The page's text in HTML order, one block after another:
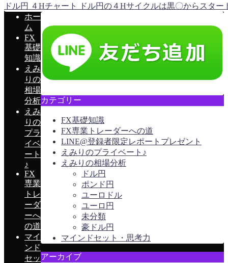
ドル円 ４Hチャート ドル円の４Hサイクルは黒〇からスタ
カテゴリー
FX基礎知識
FX専業トレーダーへの道
LINE@登録者限定レポートプレゼント
えみりのプライベート♪
えみりの相場分析
ドル円
ポンド円
ユーロドル
ユーロ円
未分類
豪ドル円
マインドセット・思考力
アーカイブ
ホー
ム
FX
基礎
知識
えみ
りの
相場
分析
えみ
りの
プラ
イベ
ート
♪
FX
専業
トレ
ーダ
ーへ
の道
マイ
ンド
セッ